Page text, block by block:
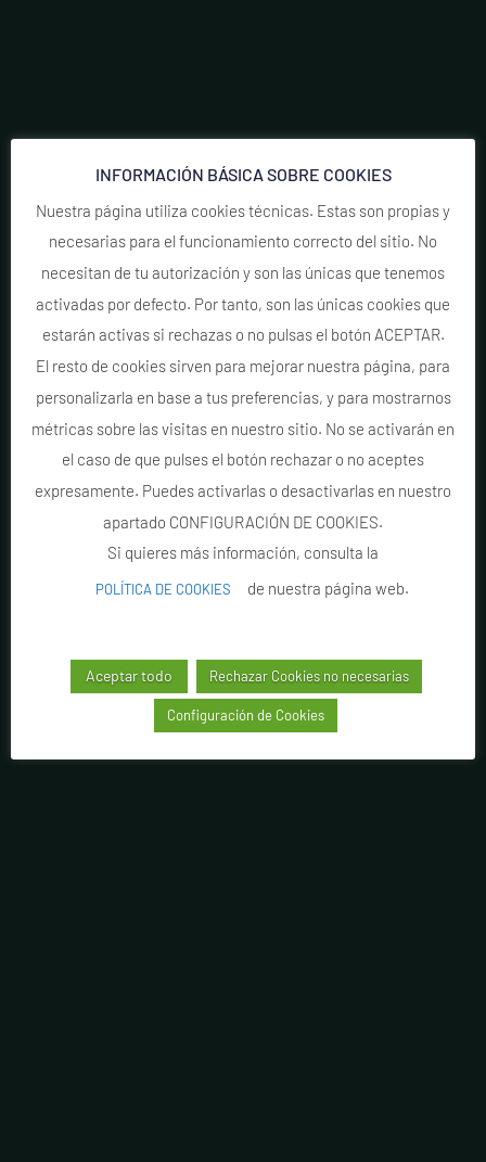
INFORMACIÓN BÁSICA SOBRE COOKIES
Nuestra página utiliza cookies técnicas. Estas son propias y
necesarias para el funcionamiento correcto del sitio. No
necesitan de tu autorización y son las únicas que tenemos
activadas por defecto. Por tanto, son las únicas cookies que
estarán activas si rechazas o no pulsas el botón ACEPTAR.
El resto de cookies sirven para mejorar nuestra página, para
personalizarla en base a tus preferencias, y para mostrarnos
métricas sobre las visitas en nuestro sitio. No se activarán en
el caso de que pulses el botón rechazar o no aceptes
expresamente. Puedes activarlas o desactivarlas en nuestro
apartado CONFIGURACIÓN DE COOKIES.
Si quieres más información, consulta la
POLÍTICA DE COOKIES de nuestra página web.
Aceptar todo Rechazar Cookies no necesarias
Configuración de Cookies